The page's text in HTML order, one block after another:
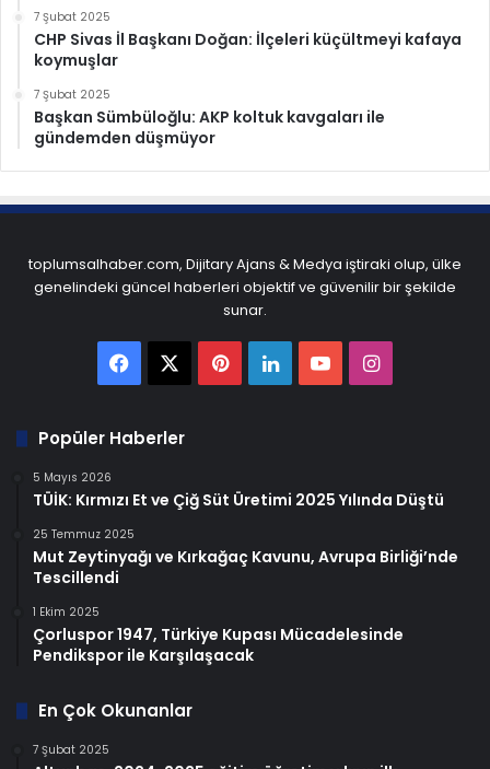
7 Şubat 2025
CHP Sivas İl Başkanı Doğan: İlçeleri küçültmeyi kafaya
koymuşlar
7 Şubat 2025
Başkan Sümbüloğlu: AKP koltuk kavgaları ile
gündemden düşmüyor
toplumsalhaber.com, Dijitary Ajans & Medya iştiraki olup, ülke
genelindeki güncel haberleri objektif ve güvenilir bir şekilde
sunar.
FacebookPinterest
LinkedInYouTubeInstagram
Popüler Haberler
5 Mayıs 2026
TÜİK: Kırmızı Et ve Çiğ Süt Üretimi 2025 Yılında Düştü
25 Temmuz 2025
Mut Zeytinyağı ve Kırkağaç Kavunu, Avrupa Birliği’nde
Tescillendi
1 Ekim 2025
Çorluspor 1947, Türkiye Kupası Mücadelesinde
Pendikspor ile Karşılaşacak
En Çok Okunanlar
7 Şubat 2025